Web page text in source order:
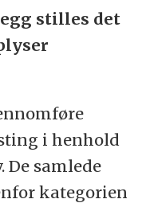
stilles det
i henhold
De samlede
kategorien